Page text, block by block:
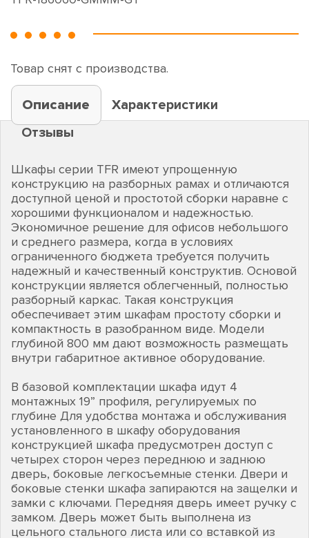
Товар снят с производства.
Описание
Характеристики
Отзывы
Шкафы серии TFR имеют упрощенную
конструкцию на разборных рамах и отличаются
доступной ценой и простотой сборки наравне с
хорошими функционалом и надежностью.
Экономичное решение для офисов небольшого
и среднего размера, когда в условиях
ограниченного бюджета требуется получить
надежный и качественный конструктив. Основой
конструкции является облегченный, полностью
разборный каркас. Такая конструкция
обеспечивает этим шкафам простоту сборки и
компактность в разобранном виде. Модели
глубиной 800 мм дают возможность размещать
внутри габаритное активное оборудование.
В базовой комплектации шкафа идут 4
монтажных 19” профиля, регулируемых по
глубине Для удобства монтажа и обслуживания
установленного в шкафу оборудования
конструкцией шкафа предусмотрен доступ с
четырех сторон через переднюю и заднюю
дверь, боковые легкосъемные стенки. Двери и
боковые стенки шкафа запираются на защелки и
замки с ключами. Передняя дверь имеет ручку с
замком. Дверь может быть выполнена из
цельного стального листа или со вставкой из